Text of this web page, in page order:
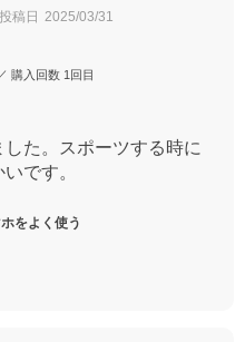
投稿日 2025/03/31
／ 購入回数 1回目
た。スポーツする時に
です。
をよく使う